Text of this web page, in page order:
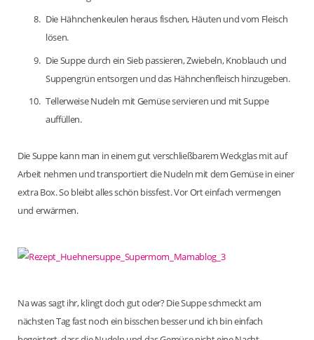
Die Hähnchenkeulen heraus fischen, Häuten und vom Fleisch
lösen.
Die Suppe durch ein Sieb passieren, Zwiebeln, Knoblauch und
Suppengrün entsorgen und das Hähnchenfleisch hinzugeben.
Tellerweise Nudeln mit Gemüse servieren und mit Suppe
auffüllen.
Die Suppe kann man in einem gut verschließbarem Weckglas mit auf
Arbeit nehmen und transportiert die Nudeln mit dem Gemüse in einer
extra Box. So bleibt alles schön bissfest. Vor Ort einfach vermengen
und erwärmen.
Na was sagt ihr, klingt doch gut oder? Die Suppe schmeckt am
nächsten Tag fast noch ein bisschen besser und ich bin einfach